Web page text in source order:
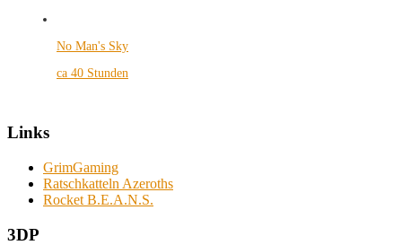
No Man's Sky
ca 40 Stunden
Links
GrimGaming
Ratschkatteln Azeroths
Rocket B.E.A.N.S.
3DP